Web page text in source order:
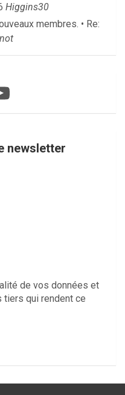
Higgins30
membres. • Re:
newsletter
de vos données et
tiers qui rendent ce